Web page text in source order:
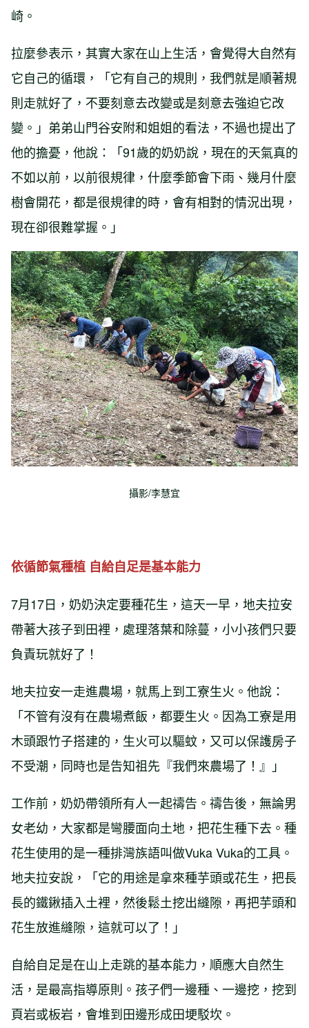
崎。
拉麼參表示，其實大家在山上生活，會覺得大自然有
它自己的循環，「它有自己的規則，我們就是順著規
則走就好了，不要刻意去改變或是刻意去強迫它改
變。」弟弟山門谷安附和姐姐的看法，不過也提出了
他的擔憂，他說：「91歲的奶奶說，現在的天氣真的
不如以前，以前很規律，什麼季節會下雨、幾月什麼
樹會開花，都是很規律的時，會有相對的情況出現，
現在卻很難掌握。」
攝影/李慧宜
依循節氣種植 自給自足是基本能力
7月17日，奶奶決定要種花生，這天一早，地夫拉安
帶著大孩子到田裡，處理落葉和除蔓，小小孩們只要
負責玩就好了！
地夫拉安一走進農場，就馬上到工寮生火。他說：
「不管有沒有在農場煮飯，都要生火。因為工寮是用
木頭跟竹子搭建的，生火可以驅蚊，又可以保護房子
不受潮，同時也是告知祖先『我們來農場了！』」
工作前，奶奶帶領所有人一起禱告。禱告後，無論男
女老幼，大家都是彎腰面向土地，把花生種下去。種
花生使用的是一種排灣族語叫做Vuka Vuka的工具。
地夫拉安說，「它的用途是拿來種芋頭或花生，把長
長的鐵鍬插入土裡，然後鬆土挖出縫隙，再把芋頭和
花生放進縫隙，這就可以了！」
自給自足是在山上走跳的基本能力，順應大自然生
活，是最高指導原則。孩子們一邊種、一邊挖，挖到
頁岩或板岩，會堆到田邊形成田埂駁坎。